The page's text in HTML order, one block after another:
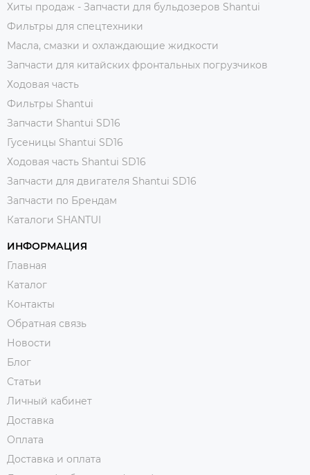
Хиты продаж - Запчасти для бульдозеров Shantui
Фильтры для спецтехники
Масла, смазки и охлаждающие жидкости
Запчасти для китайских фронтальных погрузчиков
Ходовая часть
Фильтры Shantui
Запчасти Shantui SD16
Гусеницы Shantui SD16
Ходовая часть Shantui SD16
Запчасти для двигателя Shantui SD16
Запчасти по Брендам
Каталоги SHANTUI
ИНФОРМАЦИЯ
Главная
Каталог
Контакты
Обратная связь
Новости
Блог
Статьи
Личный кабинет
Доставка
Оплата
Доставка и оплата